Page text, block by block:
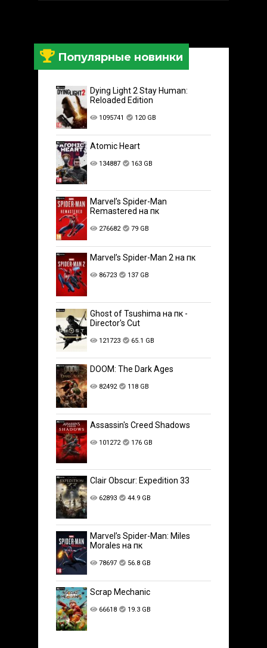
Популярные новинки
Dying Light 2 Stay Human:
Reloaded Edition
1095741 120 GB
Atomic Heart
134887 163 GB
Marvel’s Spider-Man
Remastered на пк
276682 79 GB
Marvel’s Spider-Man 2 на пк
86723 137 GB
Ghost of Tsushima на пк -
Director's Cut
121723 65.1 GB
DOOM: The Dark Ages
82492 118 GB
Assassin's Creed Shadows
101272 176 GB
Clair Obscur: Expedition 33
62893 44.9 GB
Marvel’s Spider-Man: Miles
Morales на пк
78697 56.8 GB
Scrap Mechanic
66618 19.3 GB